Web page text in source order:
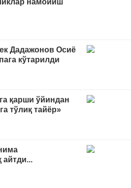
намойиш
Дадажонов Осиё
кўтарилди
қарши ўйиндан
тўлиқ тайёр»
айтди...